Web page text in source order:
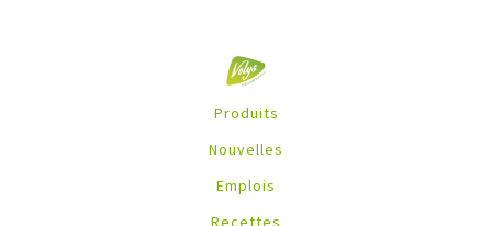
Produits
Nouvelles
Emplois
Recettes